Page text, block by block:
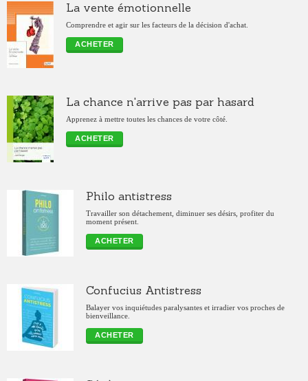
La vente émotionnelle
Comprendre et agir sur les facteurs de la décision d'achat.
ACHETER
La chance n'arrive pas par hasard
Apprenez à mettre toutes les chances de votre côté.
ACHETER
Philo antistress
Travailler son détachement, diminuer ses désirs, profiter du
moment présent.
ACHETER
Confucius Antistress
Balayer vos inquiétudes paralysantes et irradier vos proches de
bienveillance.
ACHETER